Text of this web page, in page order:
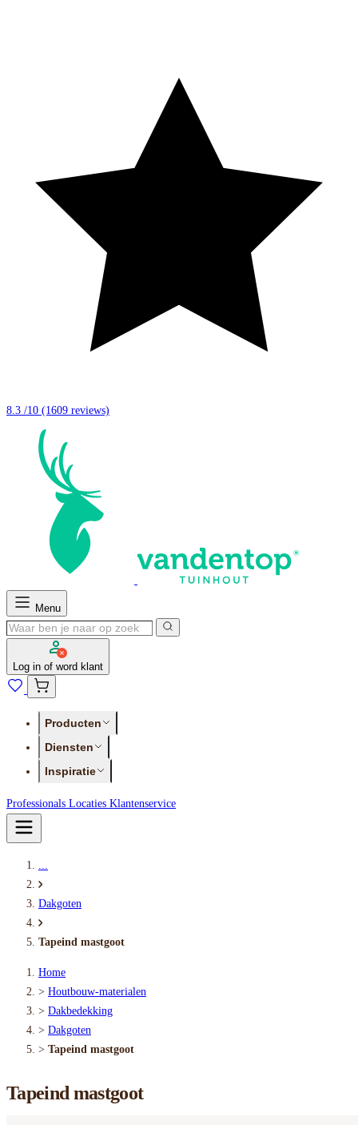
8.3 /10 (1609 reviews)
Menu
Log in of word klant
Producten
Diensten
Inspiratie
Professionals Locaties Klantenservice
...
Dakgoten
Tapeind mastgoot
Home
> Houtbouw-materialen
> Dakbedekking
> Dakgoten
> Tapeind mastgoot
Tapeind mastgoot